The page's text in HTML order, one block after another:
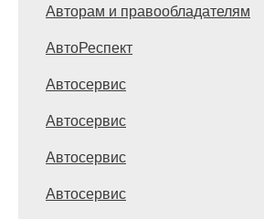
Авторам и правообладателям
АвтоРеспект
Автосервис
Автосервис
Автосервис
Автосервис